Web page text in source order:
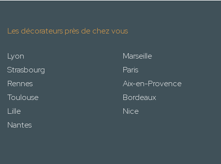
Les décorateurs près de chez vous
Lyon
Marseille
Strasbourg
Paris
Rennes
Aix-en-Provence
Toulouse
Bordeaux
Lille
Nice
Nantes